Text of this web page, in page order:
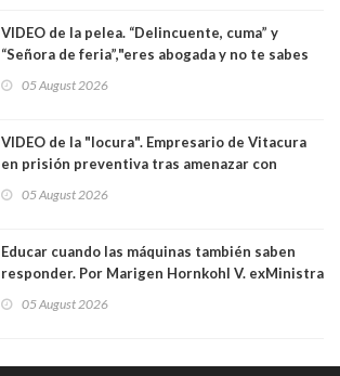
VIDEO de la pelea. “Delincuente, cuma” y
“Señora de feria”,"eres abogada y no te sabes
senadoras Camila Flores y Fabiola Campillai en
05 August 2026
VIDEO de la "locura". Empresario de Vitacura
en prisión preventiva tras amenazar con
Los persiguió en potente camioneta
05 August 2026
Educar cuando las máquinas también saben
responder. Por Marigen Hornkohl V. exMinistra
05 August 2026